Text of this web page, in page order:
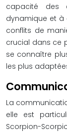
capacité des
dynamique et à
conflits de
crucial dans ce
se connaître
les plus
La
elle est
Scorpion-